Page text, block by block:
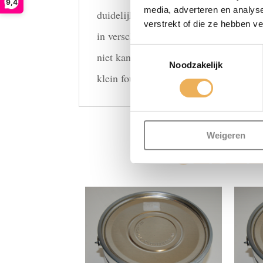
media, adverteren en
verstrekt of die ze hebben
Noodzakelijk
Weigeren
9,4
duidelijk steviger is dan meubelwas.
in verschillende kleuren. Het verschil
niet kan. Voor gebruik is het ideaal
klein foutje in uw meubels weg wilt